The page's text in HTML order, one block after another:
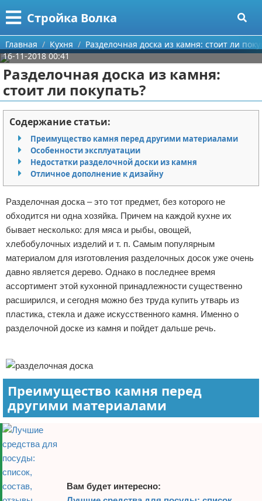
Стройка Волка
Меню
Главная
Категории
Строительство
Мебель
Интерьер и дизайн
Дизайн дачи
Дизайн квартиры
Кухня
Посуда
Ремонт
Ремонт дачи
Ремонт квартиры
Инструменты
Ванная
Домашний быт
Коммунальные услуги
Сантехника
Разное
Поиск
О проекте
Контакты
Сотрудничество
Размещение рекламы
Для правообладателей
Условия предоставления информации
Отказ от ответственности
Главная Кухня
Разделочная доска из камня: стоит ли
16-11-2018 00:41
Разделочная доска из камня:
стоит ли покупать?
Содержание статьи:
Преимущество камня перед другими материалами
Особенности эксплуатации
Недостатки разделочной доски из камня
Отличное дополнение к дизайну
Разделочная доска – это тот предмет, без которого не
обходится ни одна хозяйка. Причем на каждой кухне их
бывает несколько: для мяса и рыбы, овощей,
хлебобулочных изделий и т. п. Самым популярным
материалом для изготовления разделочных досок уже очень
давно является дерево. Однако в последнее время
ассортимент этой кухонной принадлежности существенно
расширился, и сегодня можно без труда купить утварь из
пластика, стекла и даже искусственного камня. Именно о
разделочной доске из камня и пойдет дальше речь.
Преимущество камня перед
другими материалами
Вам будет интересно: